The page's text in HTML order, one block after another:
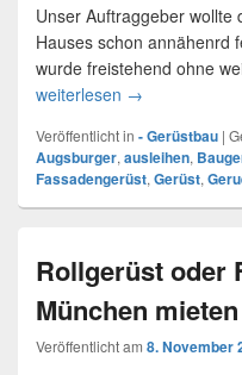
Unser Auftraggeber wollte
Hauses schon annähenrd
wurde freistehend ohne
weiterlesen Gerüstbau in
→
Veröffentlicht in - Gerüstbau |
Augsburger, ausleihen,
Fassadengerüst, Gerüst,
Rollgerüst oder
München mieten
Veröffentlicht am 8. November